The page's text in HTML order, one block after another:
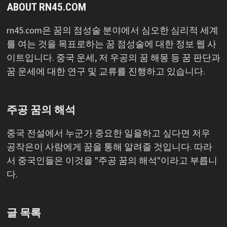
ABOUT RN45.COM
rn45.com은 꿈의 점성술 분야에서 심오한 심리적 세계
를 여는 것을 목표로하는 꿈 점성술에 대한 정보 웹 사
이트입니다. 중국 운세, 저 우공의 꿈 해몽 등 꿈 판단과
꿈 운세에 대한 연구 및 교류를 진행하고 있습니다.
주공 꿈의 해석
중국 전설에서 누군가 중요한 일을하고 싶다면 저우
공작은이 사람에게 꿈을 통해 알려줄 것입니다. 따라
서 중국인들은 이것을 "주공 꿈의 해석"이라고 부릅니
다.
글 목록